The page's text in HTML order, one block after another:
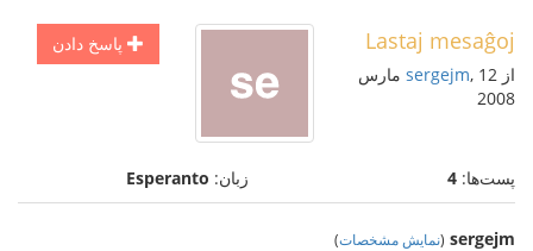
پاسخ دادن Lastaj mesaĝoj
از sergejm , 12 مارس
2008
پست‌ها: 4 زبان: Esperanto
sergejm
(نمایش مشخصات)